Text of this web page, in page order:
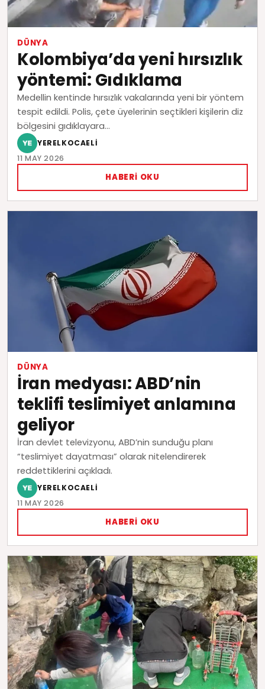
DÜNYA
Kolombiya’da yeni hırsızlık
yöntemi: Gıdıklama
Medellin kentinde hırsızlık vakalarında yeni bir yöntem
tespit edildi. Polis, çete üyelerinin seçtikleri kişilerin diz
bölgesini gıdıklayara...
YERELKOCAELI
11 MAY 2026
HABERI OKU
DÜNYA
İran medyası: ABD’nin
teklifi teslimiyet anlamına
geliyor
İran devlet televizyonu, ABD’nin sunduğu planı
“teslimiyet dayatması” olarak nitelendirerek
reddettiklerini açıkladı.
YERELKOCAELI
11 MAY 2026
HABERI OKU